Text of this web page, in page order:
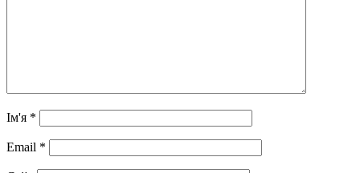
Ім'я *
Email *